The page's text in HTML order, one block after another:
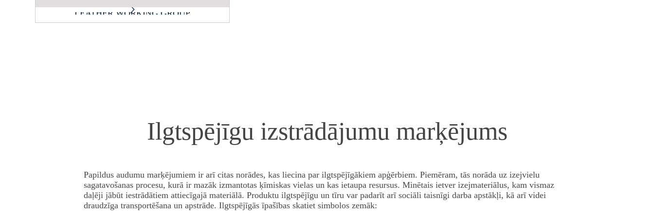
LEATHER WORKING GROUP
Ilgtspējīgu izstrādājumu marķējums
Papildus audumu marķējumiem ir arī citas norādes, kas liecina par ilgtspējīgākiem apģērbiem. Piemēram, tās norāda uz izejvielu
sagatavošanas procesu, kurā ir mazāk izmantotas ķīmiskas vielas un kas ietaupa resursus. Minētais ietver izejmateriālus, kam vismaz
daļēji jābūt iestrādātiem attiecīgajā materiālā. Produktu ilgtspējīgu un tīru var padarīt arī sociāli taisnīgi darba apstākļi, kā arī videi
draudzīga transportēšana un apstrāde. Ilgtspējīgās īpašības skatiet simbolos zemāk: